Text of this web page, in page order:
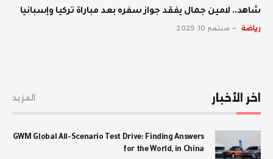
شاهد.. لامين جمال يفقد جواز سفره بعد مباراة تركيا وإسبانيا
رياضة سبتمبر 10, 2025
اخر الأخبار المزيد
GWM Global All-Scenario Test Drive: Finding Answers
for the World, in China